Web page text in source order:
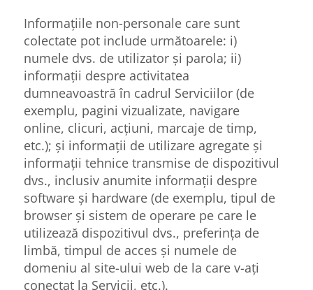
Informațiile non-personale care sunt
colectate pot include următoarele: i)
numele dvs. de utilizator și parola; ii)
informații despre activitatea
dumneavoastră în cadrul Serviciilor (de
exemplu, pagini vizualizate, navigare
online, clicuri, acțiuni, marcaje de timp,
etc.); și informații de utilizare agregate și
informații tehnice transmise de dispozitivul
dvs., inclusiv anumite informații despre
software și hardware (de exemplu, tipul de
browser și sistem de operare pe care le
utilizează dispozitivul dvs., preferința de
limbă, timpul de acces și numele de
domeniu al site-ului web de la care v-ați
conectat la Servicii, etc.).